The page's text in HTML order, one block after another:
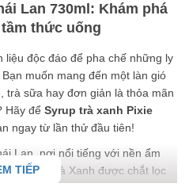
Lan 730ml: Khám phá
thức uống
liệu độc đáo để pha chế những ly
muốn mang đến một làn gió
trà sữa hay đơn giản là thỏa mãn
Hãy để Syrup trà xanh Pixie
ngay từ lần thử đầu tiên!
Lan, nơi nổi tiếng với nền ẩm
Pixie Trà Xanh được chắt lọc
TIẾP